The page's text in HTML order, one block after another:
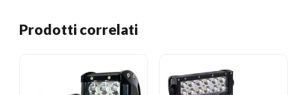
Prodotti correlati